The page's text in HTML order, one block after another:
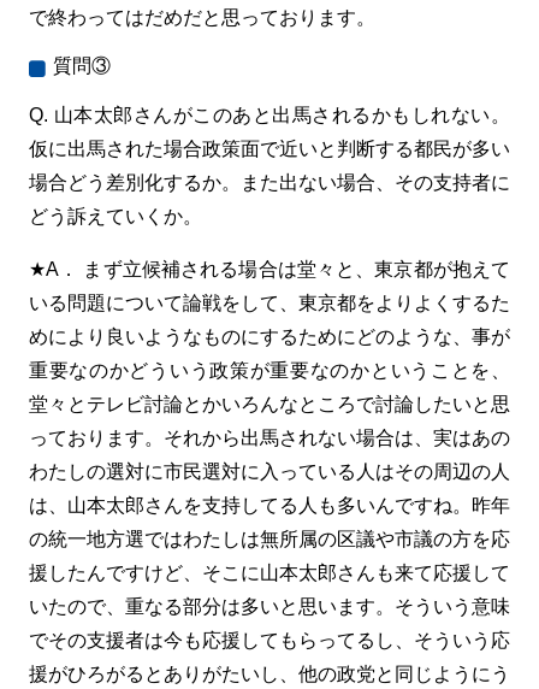
で終わってはだめだと思っております。
質問③
Q. 山本太郎さんがこのあと出馬されるかもしれない。
仮に出馬された場合政策面で近いと判断する都民が多い
場合どう差別化するか。また出ない場合、その支持者に
どう訴えていくか。
★A． まず立候補される場合は堂々と、東京都が抱えて
いる問題について論戦をして、東京都をよりよくするた
めにより良いようなものにするためにどのような、事が
重要なのかどういう政策が重要なのかということを、
堂々とテレビ討論とかいろんなところで討論したいと思
っております。それから出馬されない場合は、実はあの
わたしの選対に市民選対に入っている人はその周辺の人
は、山本太郎さんを支持してる人も多いんですね。昨年
の統一地方選ではわたしは無所属の区議や市議の方を応
援したんですけど、そこに山本太郎さんも来て応援して
いたので、重なる部分は多いと思います。そういう意味
でその支援者は今も応援してもらってるし、そういう応
援がひろがるとありがたいし、他の政党と同じようにう